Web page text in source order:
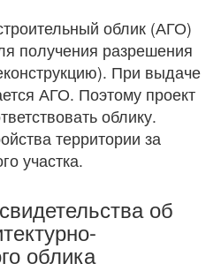
облик (АГО)
получения разрешения
При выдаче
АГО. Поэтому проект
облику.
территории за
участка.
об
облика